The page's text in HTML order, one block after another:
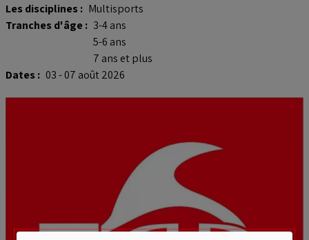
Les disciplines : Multisports
Tranches d'âge : 3-4 ans
5-6 ans
7 ans et plus
Dates : 03 - 07 août 2026